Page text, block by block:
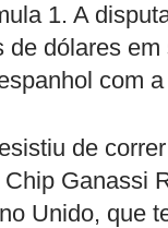
1. A
dólares
com
de
Ganassi
Unido, que